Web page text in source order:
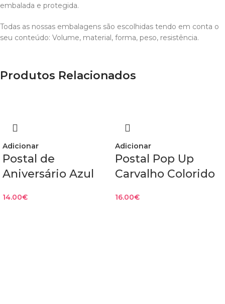
embalada e protegida.
Todas as nossas embalagens são escolhidas tendo em conta o
seu conteúdo: Volume, material, forma, peso, resistência.
Produtos Relacionados
Adicionar
Postal de
Aniversário Azul
14.00€
Adicionar
Postal Pop Up
Carvalho Colorido
16.00€